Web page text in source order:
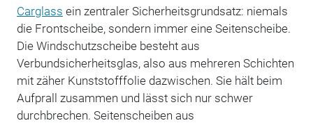
Carglass ein zentraler Sicherheitsgrundsatz: niemals
die Frontscheibe, sondern immer eine Seitenscheibe.
Die Windschutzscheibe besteht aus
Verbundsicherheitsglas, also aus mehreren Schichten
mit zäher Kunststofffolie dazwischen. Sie hält beim
Aufprall zusammen und lässt sich nur schwer
durchbrechen. Seitenscheiben aus